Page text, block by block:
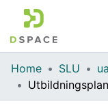
Communities &
All of DSpace
Home SLU ua